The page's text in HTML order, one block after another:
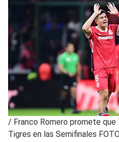
/ Franco Romero promete que
Tigres en las Semifinales